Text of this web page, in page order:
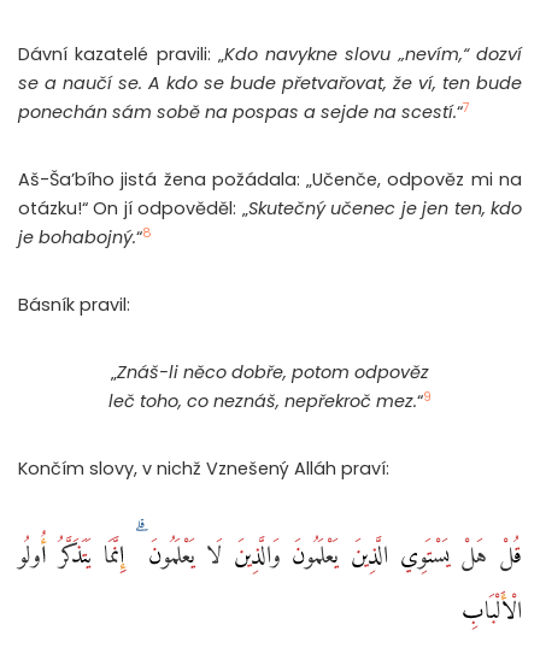
Dávní kazatelé pravili: „Kdo navykne slovu „nevím,“ dozví
se a naučí se. A kdo se bude přetvařovat, že ví, ten bude
ponechán sám sobě na pospas a sejde na scestí.“7
Aš-Ša’bího jistá žena požádala: „Učenče, odpověz mi na
otázku!“ On jí odpověděl: „Skutečný učenec je jen ten, kdo
je bohabojný.“8
Básník pravil:
„Znáš-li něco dobře, potom odpověz
leč toho, co neznáš, nepřekroč mez.“9
Končím slovy, v nichž Vznešený Alláh praví:
قُلْ هَلْ يَسْتَوِي الَّذِينَ يَعْلَمُونَ وَالَّذِينَ لَا يَعْلَمُونَ ۗ إِنَّمَا يَتَذَكَّرُ أُولُو
الْأَلْبَابِ ‎